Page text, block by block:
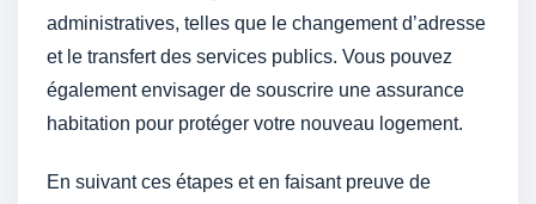
administratives, telles que le changement d’adresse
et le transfert des services publics. Vous pouvez
également envisager de souscrire une assurance
habitation pour protéger votre nouveau logement.
En suivant ces étapes et en faisant preuve de